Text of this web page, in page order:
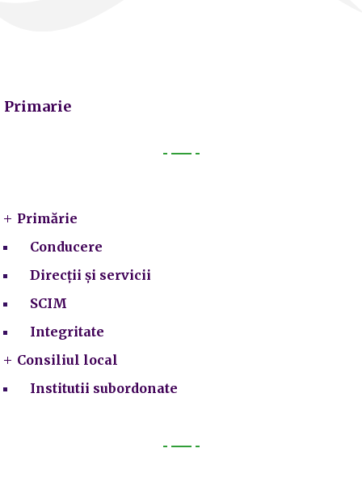
Primarie
Primărie
Conducere
Direcții și servicii
SCIM
Integritate
Consiliul local
Institutii subordonate